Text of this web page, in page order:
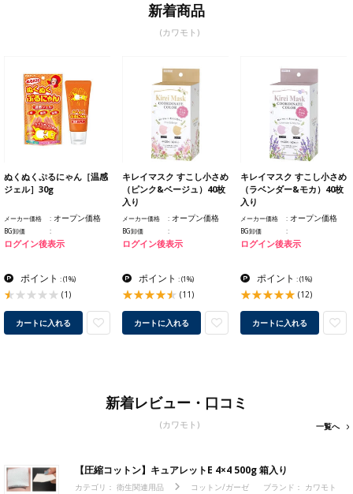
新着商品
(カワモト)
ぬくぬくぷるにゃん［温感
ジェル］30g
メーカー価格 オープン価格
BG卸価
ログイン後表示
ポイント :(1%)
(1)
カートに入れる
キレイマスク すこし小さめ
（ピンク&ベージュ）40枚
入り
メーカー価格 オープン価格
BG卸価
ログイン後表示
ポイント :(1%)
(11)
カートに入れる
キレイマスク すこし小さめ
（ラベンダー&モカ）40枚
入り
メーカー価格 オープン価格
BG卸価
ログイン後表示
ポイント :(1%)
(12)
カートに入れる
新着レビュー・口コミ
(カワモト) 一覧へ
【圧縮コットン】キュアレットE 4×4 500g 箱入り
カテゴリ： 衛生関連用品 コットン/ガーゼ ブランド： カワモト